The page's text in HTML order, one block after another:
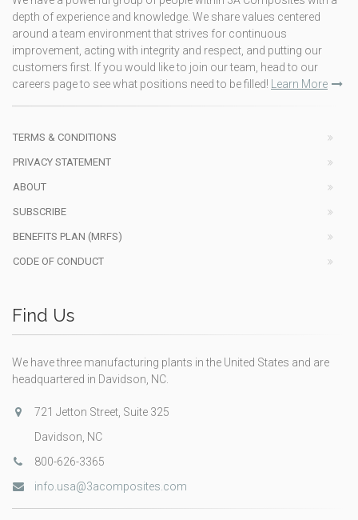
depth of experience and knowledge. We share values centered
around a team environment that strives for continuous
improvement, acting with integrity and respect, and putting our
customers first. If you would like to join our team, head to our
careers page to see what positions need to be filled! Learn More
TERMS & CONDITIONS
PRIVACY STATEMENT
ABOUT
SUBSCRIBE
BENEFITS PLAN (MRFS)
CODE OF CONDUCT
Find Us
We have three manufacturing plants in the United States and are
headquartered in Davidson, NC.
721 Jetton Street, Suite 325
Davidson, NC
800-626-3365
info.usa@3acomposites.com